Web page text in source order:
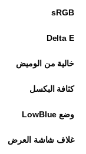
sRGB
Delta E
خالية من الوميض
كثافة البكسل
وضع LowBlue
غلاف شاشة العرض